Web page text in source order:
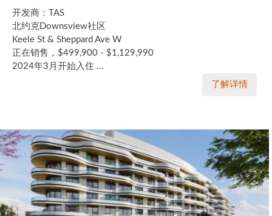
开发商：TAS
北约克Downsview社区
Keele St & Sheppard Ave W
正在销售，$499,900 - $1,129,990
2024年3月开始入住 ...
了解详情